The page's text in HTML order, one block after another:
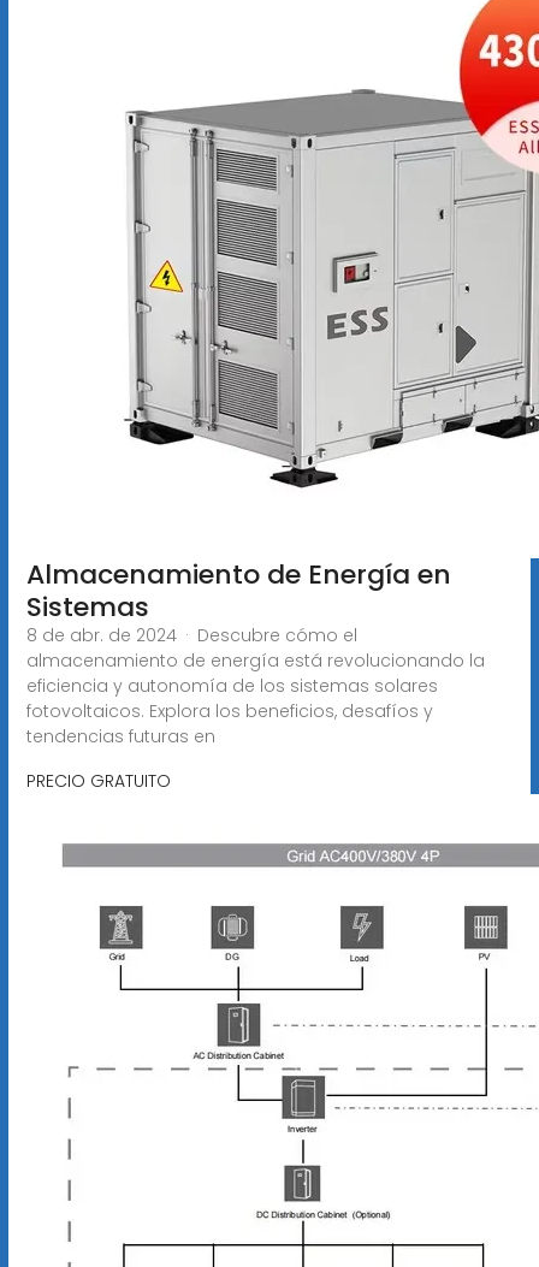
Almacenamiento de Energía en
Sistemas
8 de abr. de 2024 · Descubre cómo el
almacenamiento de energía está revolucionando la
eficiencia y autonomía de los sistemas solares
fotovoltaicos. Explora los beneficios, desafíos y
tendencias futuras en
PRECIO GRATUITO